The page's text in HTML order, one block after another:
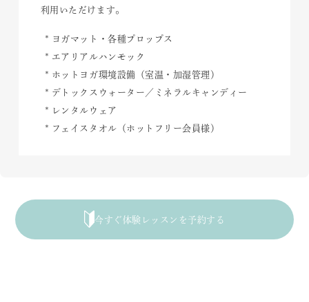
利用いただけます。
ヨガマット・各種プロップス
エアリアルハンモック
ホットヨガ環境設備（室温・加湿管理）
デトックスウォーター／ミネラルキャンディー
レンタルウェア
フェイスタオル（ホットフリー会員様）
今すぐ体験レッスンを予約する